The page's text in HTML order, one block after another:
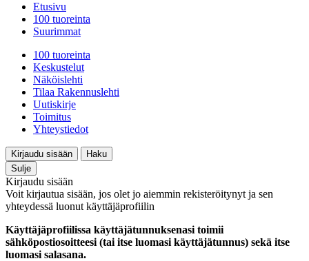
Etusivu
100 tuoreinta
Suurimmat
100 tuoreinta
Keskustelut
Näköislehti
Tilaa Rakennuslehti
Uutiskirje
Toimitus
Yhteystiedot
Kirjaudu sisään
Haku
Sulje
Kirjaudu sisään
Voit kirjautua sisään, jos olet jo aiemmin rekisteröitynyt ja sen
yhteydessä luonut käyttäjäprofiilin
Käyttäjäprofiilissa käyttäjätunnuksenasi toimii
sähköpostiosoitteesi (tai itse luomasi käyttäjätunnus) sekä itse
luomasi salasana.